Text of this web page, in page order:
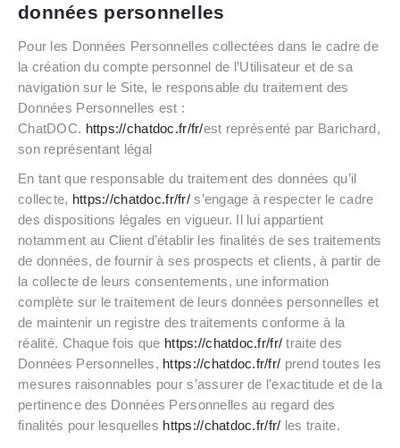
données personnelles
Pour les Données Personnelles collectées dans le cadre de
la création du compte personnel de l’Utilisateur et de sa
navigation sur le Site, le responsable du traitement des
Données Personnelles est :
ChatDOC. https://chatdoc.fr/fr/est représenté par Barichard,
son représentant légal
En tant que responsable du traitement des données qu’il
collecte, https://chatdoc.fr/fr/s’engage à respecter le cadre
des dispositions légales en vigueur. Il lui appartient
notamment au Client d’établir les finalités de ses traitements
de données, de fournir à ses prospects et clients, à partir de
la collecte de leurs consentements, une information
complète sur le traitement de leurs données personnelles et
de maintenir un registre des traitements conforme à la
réalité. Chaque fois que https://chatdoc.fr/fr/ traite des
Données Personnelles, https://chatdoc.fr/fr/ prend toutes les
mesures raisonnables pour s’assurer de l’exactitude et de la
pertinence des Données Personnelles au regard des
finalités pour lesquelles https://chatdoc.fr/fr/ les traite.